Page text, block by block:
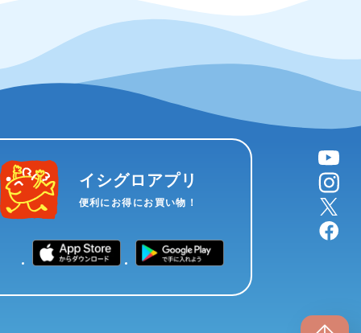
イシグロアプリ
便利にお得にお買い物！
YouTube
instagram
X
facebook